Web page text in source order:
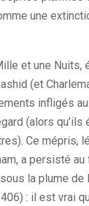
une
et une Nuits,
(et
infligés
(alors qu’ils
Ce mépris,
a persisté
la plume de
: il est vrai